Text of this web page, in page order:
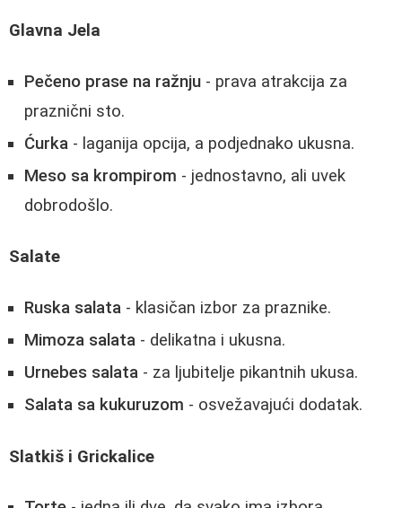
Glavna Jela
Pečeno prase na ražnju - prava atrakcija za
praznični sto.
Ćurka - laganija opcija, a podjednako ukusna.
Meso sa krompirom - jednostavno, ali uvek
dobrodošlo.
Salate
Ruska salata - klasičan izbor za praznike.
Mimoza salata - delikatna i ukusna.
Urnebes salata - za ljubitelje pikantnih ukusa.
Salata sa kukuruzom - osvežavajući dodatak.
Slatkiš i Grickalice